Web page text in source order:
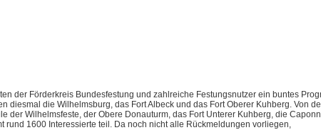
der Förderkreis Bundesfestung und zahlreiche Festungsnutzer ein buntes
die Wilhelmsburg, das Fort Albeck und das Fort Oberer Kuhberg. Von
der Wilhelmsfeste, der Obere Donauturm, das Fort Unterer Kuhberg, die
1600 Interessierte teil. Da noch nicht alle Rückmeldungen vorliegen,